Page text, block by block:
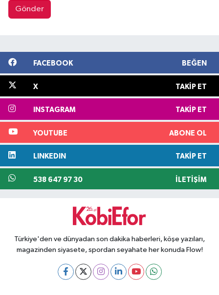
Gönder
FACEBOOK BEĞEN
X TAKIP ET
INSTAGRAM TAKIP ET
YOUTUBE ABONE OL
LINKEDIN TAKIP ET
538 647 97 30 İLETIŞIM
Türkiye'den ve dünyadan son dakika haberleri, köşe yazıları,
magazinden siyasete, spordan seyahate her konuda Flow!